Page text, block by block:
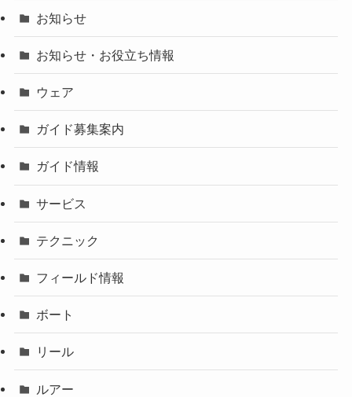
お知らせ
お知らせ・お役立ち情報
ウェア
ガイド募集案内
ガイド情報
サービス
テクニック
フィールド情報
ボート
リール
ルアー